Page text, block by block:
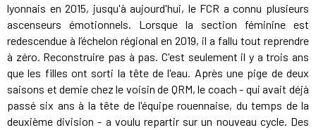
lyonnais en 2015, jusqu'à aujourd'hui, le FCR a connu plusieurs
ascenseurs émotionnels. Lorsque la section féminine est
redescendue à l’échelon régional en 2019, il a fallu tout reprendre
à zéro. Reconstruire pas à pas. C'est seulement il y a trois ans
que les filles ont sorti la tête de l'eau. Après une pige de deux
saisons et demie chez le voisin de QRM, le coach - qui avait déjà
passé six ans à la tête de l'équipe rouennaise, du temps de la
deuxième division - a voulu repartir sur un nouveau cycle. Des